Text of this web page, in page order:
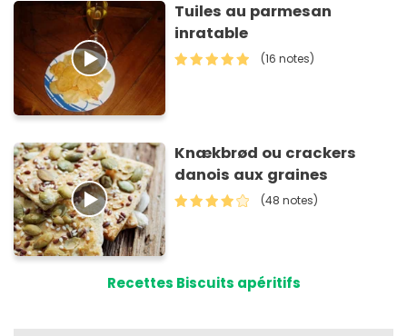
Tuiles au parmesan
inratable
(16 notes)
Knækbrød ou crackers
danois aux graines
(48 notes)
Recettes Biscuits apéritifs